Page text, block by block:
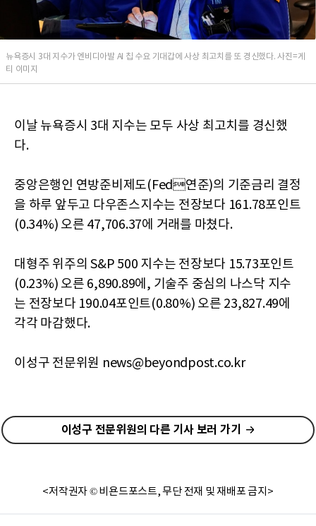
뉴욕증시 3대 지수가 엔비디아발 AI 칩 수요 기대갑에 사상 최고치를 또 경신했다. 사진=게
티 이미지
이날 뉴욕증시 3대 지수는 모두 사상 최고치를 경신했
다.
중앙은행인 연방준비제도(Fed연준)의 기준금리 결정
을 하루 앞두고 다우존스지수는 전장보다 161.78포인트
(0.34%) 오른 47,706.37에 거래를 마쳤다.
대형주 위주의 S&P 500 지수는 전장보다 15.73포인트
(0.23%) 오른 6,890.89에, 기술주 중심의 나스닥 지수
는 전장보다 190.04포인트(0.80%) 오른 23,827.49에
각각 마감했다.
이성구 전문위원 news@beyondpost.co.kr
이성구 전문위원의 다른 기사 보러 가기
<저작권자 © 비욘드포스트, 무단 전재 및 재배포 금지>